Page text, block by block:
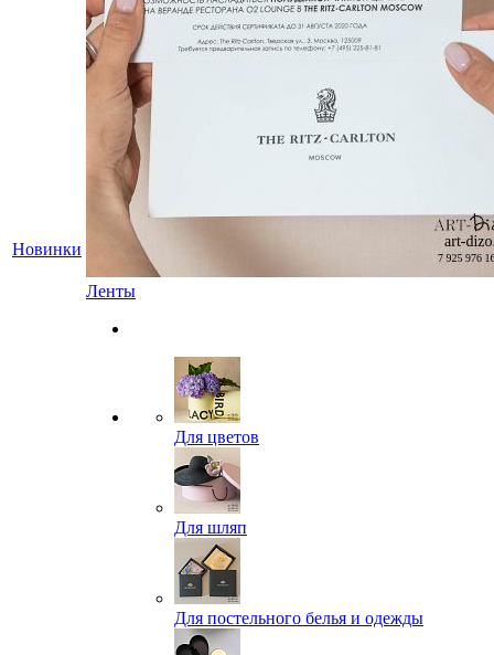
Новинки
Ленты
Для цветов
Для шляп
Для постельного белья и одежды